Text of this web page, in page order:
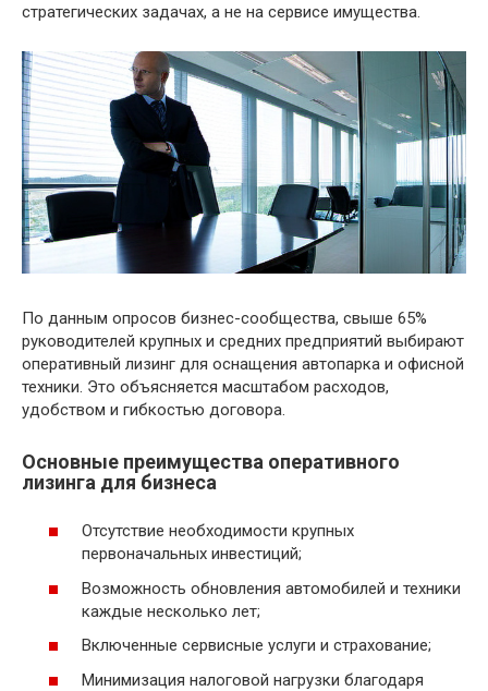
стратегических задачах, а не на сервисе имущества.
По данным опросов бизнес-сообщества, свыше 65%
руководителей крупных и средних предприятий выбирают
оперативный лизинг для оснащения автопарка и офисной
техники. Это объясняется масштабом расходов,
удобством и гибкостью договора.
Основные преимущества оперативного
лизинга для бизнеса
Отсутствие необходимости крупных
первоначальных инвестиций;
Возможность обновления автомобилей и техники
каждые несколько лет;
Включенные сервисные услуги и страхование;
Минимизация налоговой нагрузки благодаря